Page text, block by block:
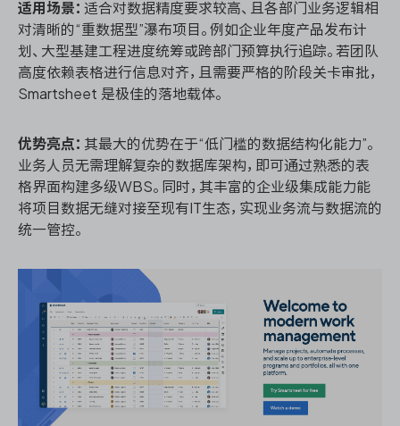
适用场景： 适合对数据精度要求较高、且各部门业务逻辑相
对清晰的“重数据型”瀑布项目。例如企业年度产品发布计
划、大型基建工程进度统筹或跨部门预算执行追踪。若团队
高度依赖表格进行信息对齐，且需要严格的阶段关卡审批，
Smartsheet 是极佳的落地载体。
优势亮点： 其最大的优势在于“低门槛的数据结构化能力”。
业务人员无需理解复杂的数据库架构，即可通过熟悉的表
格界面构建多级WBS。同时，其丰富的企业级集成能力能
将项目数据无缝对接至现有IT生态，实现业务流与数据流的
统一管控。